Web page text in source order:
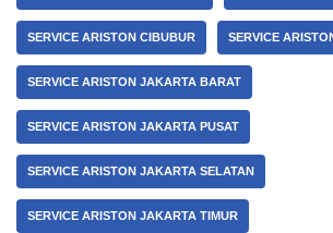
SERVICE ARISTON CIBUBUR SERVICE
SERVICE ARISTON JAKARTA BARAT
SERVICE ARISTON JAKARTA PUSAT
SERVICE ARISTON JAKARTA SELATAN
SERVICE ARISTON JAKARTA TIMUR